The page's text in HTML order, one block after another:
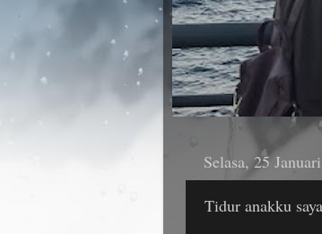
Selasa, 25
Tidur anakku